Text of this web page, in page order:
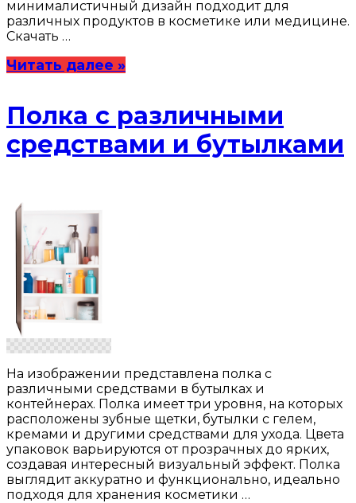
минималистичный дизайн подходит для
различных продуктов в косметике или медицине.
Скачать …
Читать далее »
Полка с различными
средствами и бутылками
На изображении представлена полка с
различными средствами в бутылках и
контейнерах. Полка имеет три уровня, на которых
расположены зубные щетки, бутылки с гелем,
кремами и другими средствами для ухода. Цвета
упаковок варьируются от прозрачных до ярких,
создавая интересный визуальный эффект. Полка
выглядит аккуратно и функционально, идеально
подходя для хранения косметики …